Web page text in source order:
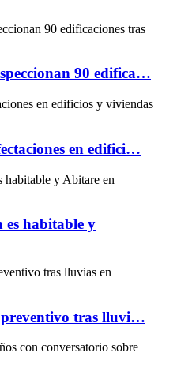
90 edifica…
en edifici…
habitable y
preventivo tras lluvi…